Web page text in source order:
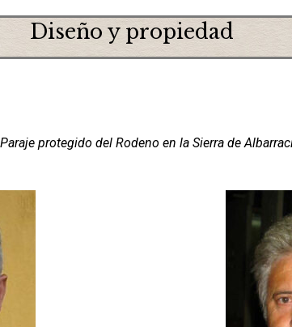
Diseño y propiedad
protegido del Rodeno en la Sierra de